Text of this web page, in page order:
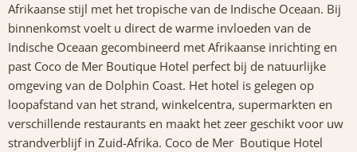
Afrikaanse stijl met het tropische van de Indische Oceaan. Bij
binnenkomst voelt u direct de warme invloeden van de
Indische Oceaan gecombineerd met Afrikaanse inrichting en
past Coco de Mer Boutique Hotel perfect bij de natuurlijke
omgeving van de Dolphin Coast. Het hotel is gelegen op
loopafstand van het strand, winkelcentra, supermarkten en
verschillende restaurants en maakt het zeer geschikt voor uw
strandverblijf in Zuid-Afrika. Coco de Mer Boutique Hotel